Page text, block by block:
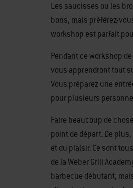
Les saucisses ou les
bons, mais préférez-
workshop est parfait
Pendant ce workshop
vous apprendront tout
Vous préparez une
pour plusieurs
Faire beaucoup de
point de départ. De
et du plaisir. Ce sont
de la Weber Grill
barbecue débutant,